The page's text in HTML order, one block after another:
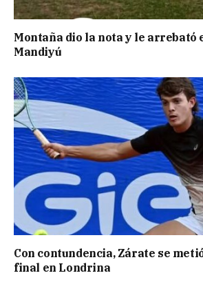
Montaña dio la nota y le arrebató
Mandiyú
Con contundencia, Zárate se
final en Londrina